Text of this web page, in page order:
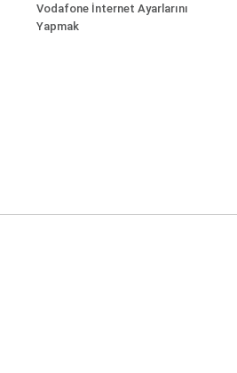
Vodafone İnternet Ayarlarını
Yapmak